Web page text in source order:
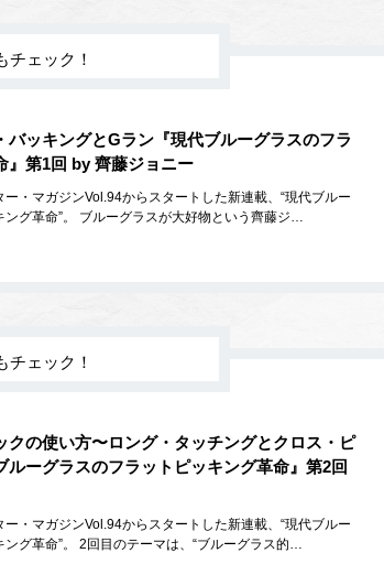
チェック！
バッキングとGラン『現代ブルーグラスのフラ
』第1回 by 齊藤ジョニー
・マガジンVol.94からスタートした新連載、“現代ブルー
ング革命”。 ブルーグラスが大好物という齊藤ジ…
チェック！
クの使い方〜ロング・タッチングとクロス・ピ
ルーグラスのフラットピッキング革命』第2回
・マガジンVol.94からスタートした新連載、“現代ブルー
ング革命”。 2回目のテーマは、“ブルーグラス的…